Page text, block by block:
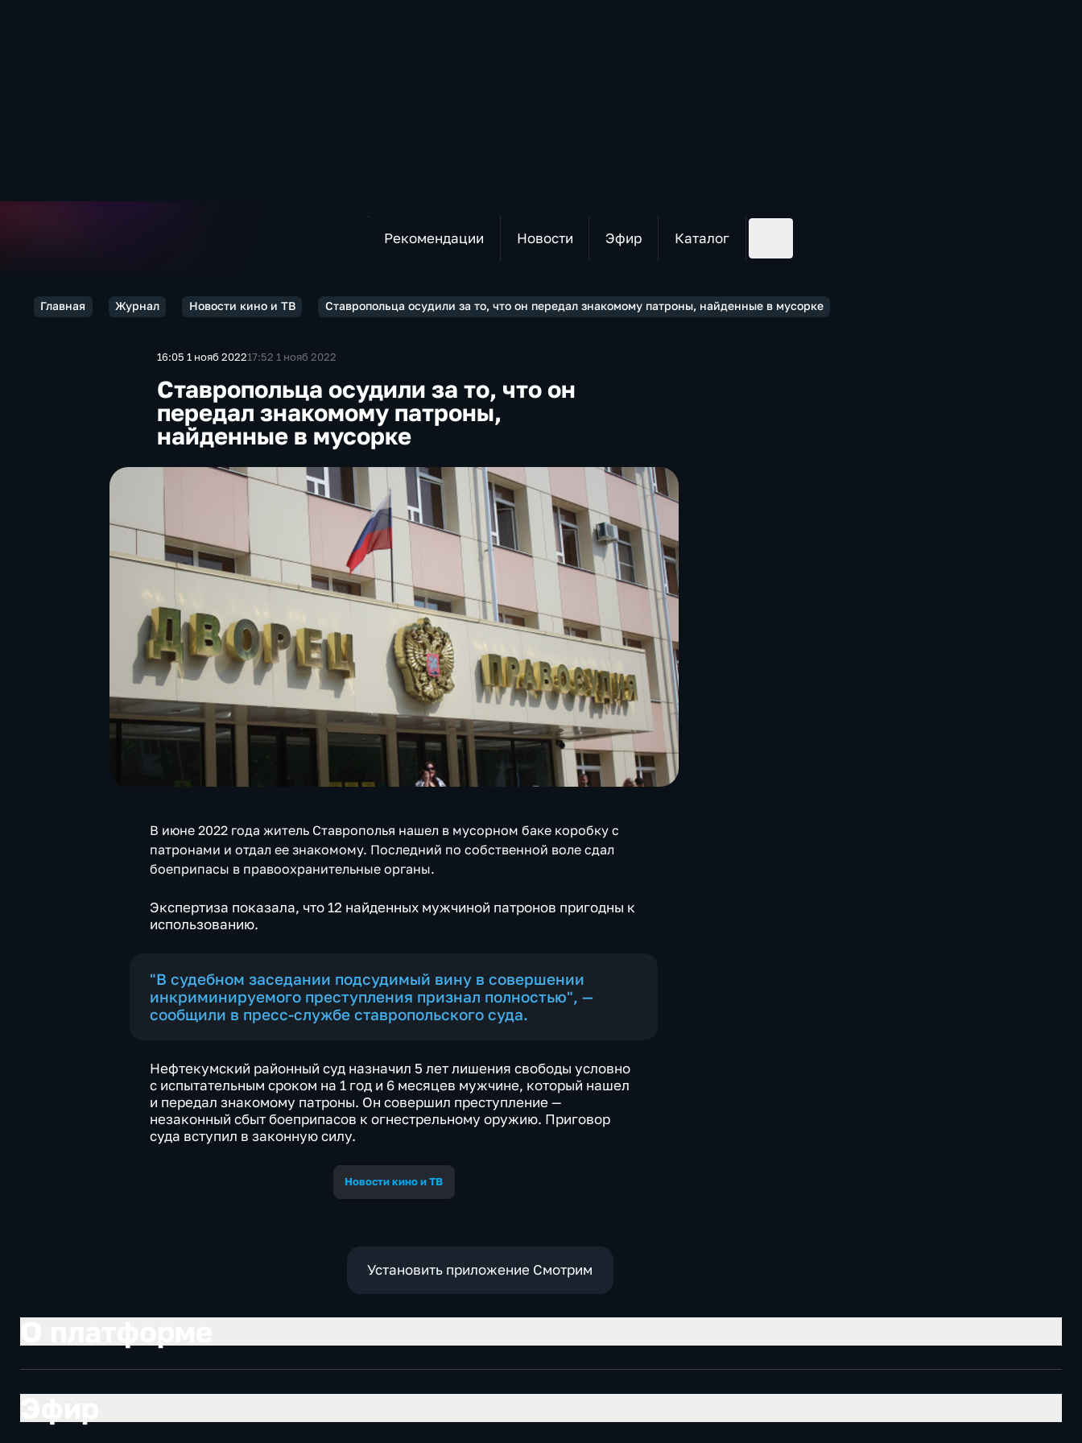
Рекомендации Новости Эфир Каталог
Главная Журнал Новости кино и ТВ Ставропольца осудили за то, что он передал знакомому патроны, найденные в мусорке
16:05 1 нояб 202217:52 1 нояб 2022
Ставропольца осудили за то, что он
передал знакомому патроны,
найденные в мусорке
В июне 2022 года житель Ставрополья нашел в мусорном баке коробку с
патронами и отдал ее знакомому. Последний по собственной воле сдал
боеприпасы в правоохранительные органы.
Экспертиза показала, что 12 найденных мужчиной патронов пригодны к
использованию.
"В судебном заседании подсудимый вину в совершении
инкриминируемого преступления признал полностью", —
сообщили в пресс-службе ставропольского суда.
Нефтекумский районный суд назначил 5 лет лишения свободы условно
с испытательным сроком на 1 год и 6 месяцев мужчине, который нашел
и передал знакомому патроны. Он совершил преступление —
незаконный сбыт боеприпасов к огнестрельному оружию. Приговор
суда вступил в законную силу.
Новости кино и ТВ
Установить приложение Смотрим